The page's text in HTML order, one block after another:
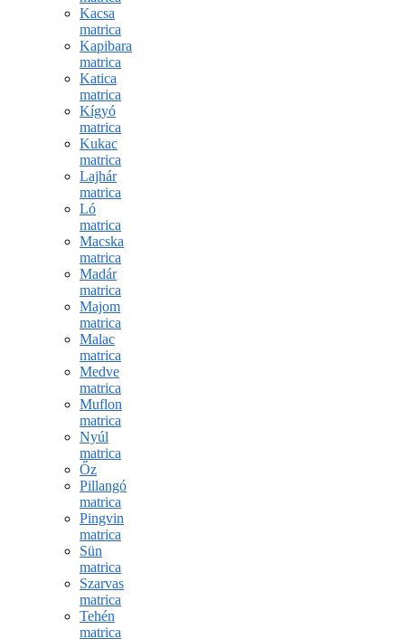
Kacsa
matrica
Kapibara
matrica
Katica
matrica
Kígyó
matrica
Kukac
matrica
Lajhár
matrica
Ló
matrica
Macska
matrica
Madár
matrica
Majom
matrica
Malac
matrica
Medve
matrica
Muflon
matrica
Nyúl
matrica
Őz
Pillangó
matrica
Pingvin
matrica
Sün
matrica
Szarvas
matrica
Tehén
matrica